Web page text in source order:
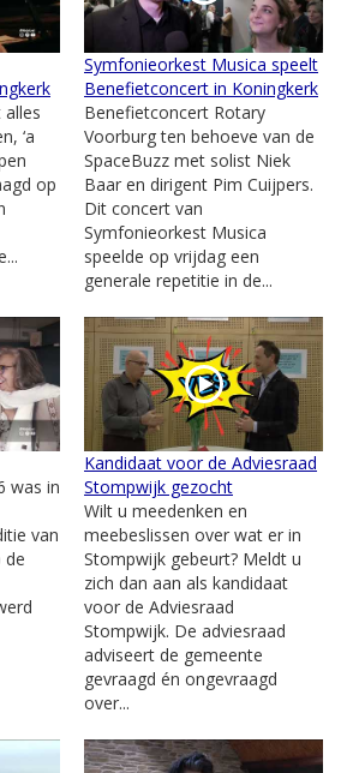
‘a
op
Symfonieorkest Musica speelt
Benefietconcert in Koningkerk
Benefietconcert Rotary
Voorburg ten behoeve van de
SpaceBuzz met solist Niek
Baar en dirigent Pim Cuijpers.
Dit concert van
Symfonieorkest Musica
speelde op vrijdag een
generale repetitie in de...
was in
van
de
Kandidaat voor de Adviesraad
Stompwijk gezocht
Wilt u meedenken en
meebeslissen over wat er in
Stompwijk gebeurt? Meldt u
zich dan aan als kandidaat
voor de Adviesraad
Stompwijk. De adviesraad
adviseert de gemeente
gevraagd én ongevraagd
over...